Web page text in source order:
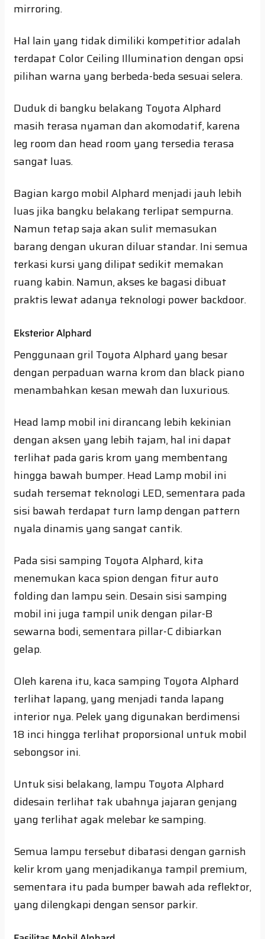
mirroring.
Hal lain yang tidak dimiliki kompetitior adalah
terdapat Color Ceiling Illumination dengan opsi
pilihan warna yang berbeda-beda sesuai selera.
Duduk di bangku belakang Toyota Alphard
masih terasa nyaman dan akomodatif, karena
leg room dan head room yang tersedia terasa
sangat luas.
Bagian kargo mobil Alphard menjadi jauh lebih
luas jika bangku belakang terlipat sempurna.
Namun tetap saja akan sulit memasukan
barang dengan ukuran diluar standar. Ini semua
terkasi kursi yang dilipat sedikit memakan
ruang kabin. Namun, akses ke bagasi dibuat
praktis lewat adanya teknologi power backdoor.
Eksterior Alphard
Penggunaan gril Toyota Alphard yang besar
dengan perpaduan warna krom dan black piano
menambahkan kesan mewah dan luxurious.
Head lamp mobil ini dirancang lebih kekinian
dengan aksen yang lebih tajam, hal ini dapat
terlihat pada garis krom yang membentang
hingga bawah bumper. Head Lamp mobil ini
sudah tersemat teknologi LED, sementara pada
sisi bawah terdapat turn lamp dengan pattern
nyala dinamis yang sangat cantik.
Pada sisi samping Toyota Alphard, kita
menemukan kaca spion dengan fitur auto
folding dan lampu sein. Desain sisi samping
mobil ini juga tampil unik dengan pilar-B
sewarna bodi, sementara pillar-C dibiarkan
gelap.
Oleh karena itu, kaca samping Toyota Alphard
terlihat lapang, yang menjadi tanda lapang
interior nya. Pelek yang digunakan berdimensi
18 inci hingga terlihat proporsional untuk mobil
sebongsor ini.
Untuk sisi belakang, lampu Toyota Alphard
didesain terlihat tak ubahnya jajaran genjang
yang terlihat agak melebar ke samping.
Semua lampu tersebut dibatasi dengan garnish
kelir krom yang menjadikanya tampil premium,
sementara itu pada bumper bawah ada reflektor,
yang dilengkapi dengan sensor parkir.